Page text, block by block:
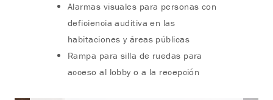
Alarmas visuales para personas con
deficiencia auditiva en las
habitaciones y áreas públicas
Rampa para silla de ruedas para
acceso al lobby o a la recepción